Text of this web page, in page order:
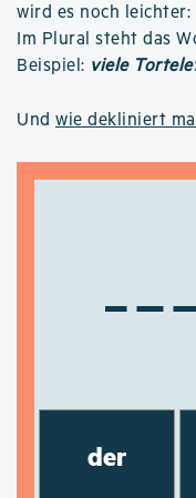
wird es noch
Im Plural steht das
Beispiel: viele
Und wie dekliniert
der